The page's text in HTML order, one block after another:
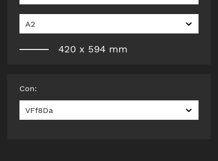
A2
420 x 594 mm
Con:
VFf8Da